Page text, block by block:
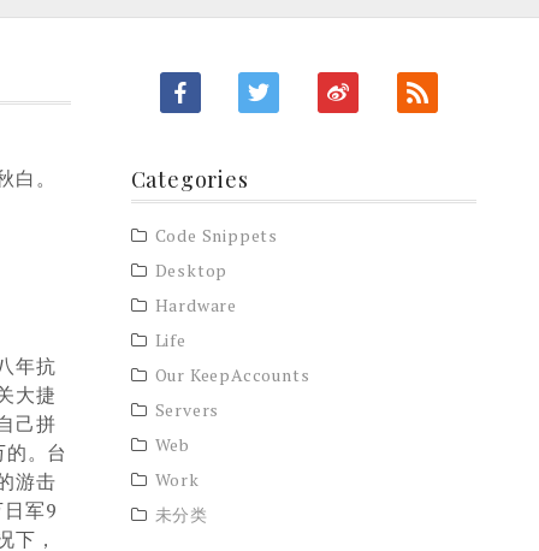
。
年抗
大捷
己拼
。台
游击
军9
下，
Categories
Code Snippets
Desktop
Hardware
Life
Our KeepAccounts
Servers
Web
Work
未分类